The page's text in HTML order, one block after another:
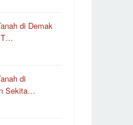
di Demak
T…
di
Sekita…